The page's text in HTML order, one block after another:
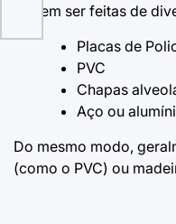
podem ser feitas de
Placas de
PVC
Chapas
Aço ou
Do mesmo modo,
(como o PVC) ou